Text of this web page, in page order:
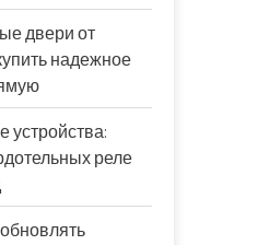
двери от
надежное
устройства:
реле